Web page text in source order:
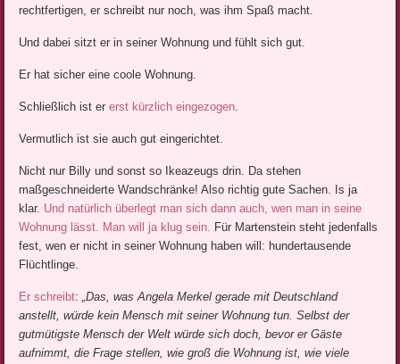
rechtfertigen, er schreibt nur noch, was ihm Spaß macht.
Und dabei sitzt er in seiner Wohnung und fühlt sich gut.
Er hat sicher eine coole Wohnung.
Schließlich ist ererst kürzlich eingezogen.
Vermutlich ist sie auch gut eingerichtet.
Nicht nur Billy und sonst so Ikeazeugs drin. Da stehen
maßgeschneiderte Wandschränke! Also richtig gute Sachen. Is ja
klar. Und natürlich überlegt man sich dann auch, wen man in seine
Wohnung lässt. Man will ja klug sein. Für Martenstein steht jedenfalls
fest, wen er nicht in seiner Wohnung haben will: hundertausende
Flüchtlinge.
Er schreibt:„Das, was Angela Merkel gerade mit Deutschland
anstellt, würde kein Mensch mit seiner Wohnung tun. Selbst der
gutmütigste Mensch der Welt würde sich doch, bevor er Gäste
aufnimmt, die Frage stellen, wie groß die Wohnung ist, wie viele